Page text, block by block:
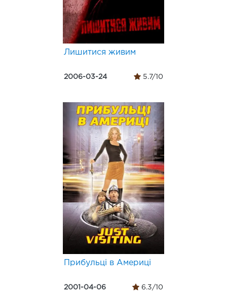
Лишитися живим
2006-03-24 5.7/10
Прибульці в Америці
2001-04-06 6.3/10